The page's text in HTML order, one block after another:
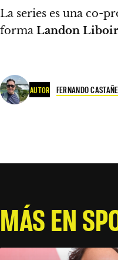
La series es una co-
forma Landon
AUTOR FERNANDO
MÁS EN